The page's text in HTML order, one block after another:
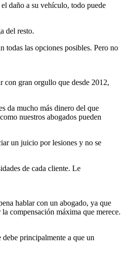
daño a su vehículo, todo puede
del resto.
todas las opciones posibles. Pero no
con gran orgullo que desde 2012,
da mucho más dinero del que
nuestros abogados pueden
un juicio por lesiones y no se
de cada cliente. Le
hablar con un abogado, ya que
compensación máxima que merece.
principalmente a que un